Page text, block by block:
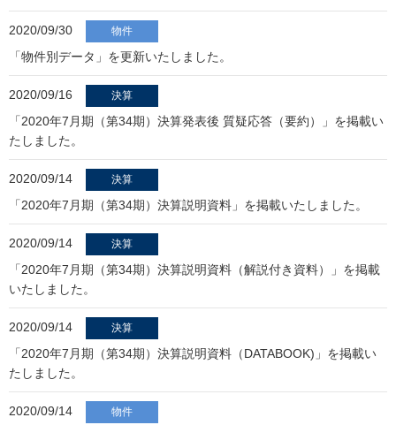
2020/09/30 物件
「物件別データ」を更新いたしました。
2020/09/16 決算
「2020年7月期（第34期）決算発表後 質疑応答（要約）」を掲載い
たしました。
2020/09/14 決算
「2020年7月期（第34期）決算説明資料」を掲載いたしました。
2020/09/14 決算
「2020年7月期（第34期）決算説明資料（解説付き資料）」を掲載
いたしました。
2020/09/14 決算
「2020年7月期（第34期）決算説明資料（DATABOOK)」を掲載い
たしました。
2020/09/14 物件